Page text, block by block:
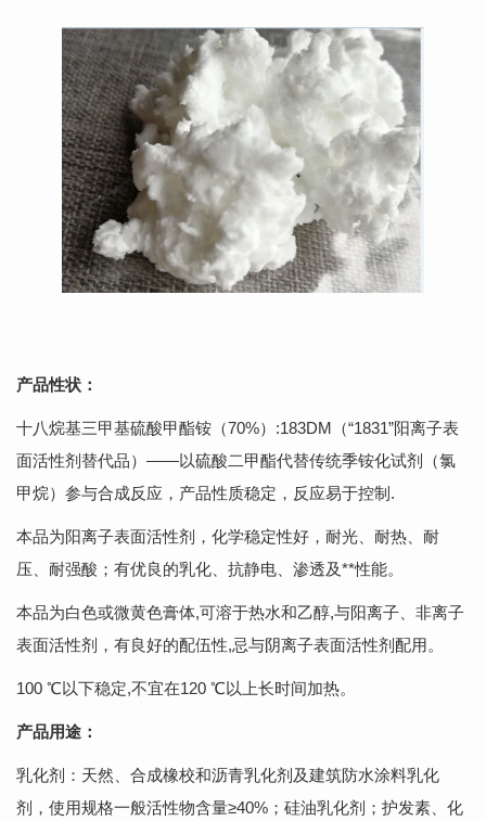
产品性状：
十八烷基三甲基硫酸甲酯铵（70%）:183DM（“1831”阳离子表
面活性剂替代品）——以硫酸二甲酯代替传统季铵化试剂（氯
甲烷）参与合成反应，产品性质稳定，反应易于控制.
本品为阳离子表面活性剂，化学稳定性好，耐光、耐热、耐
压、耐强酸；有优良的乳化、抗静电、渗透及**性能。
本品为白色或微黄色膏体,可溶于热水和乙醇,与阳离子、非离子
表面活性剂，有良好的配伍性,忌与阴离子表面活性剂配用。
100 ℃以下稳定,不宜在120 ℃以上长时间加热。
产品用途：
乳化剂：天然、合成橡校和沥青乳化剂及建筑防水涂料乳化
剂，使用规格一般活性物含量≥40%；硅油乳化剂；护发素、化